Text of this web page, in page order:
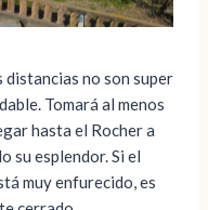
distancias no son super
Tomará al menos
hasta el Rocher a
su esplendor. Si el
muy enfurecido, es